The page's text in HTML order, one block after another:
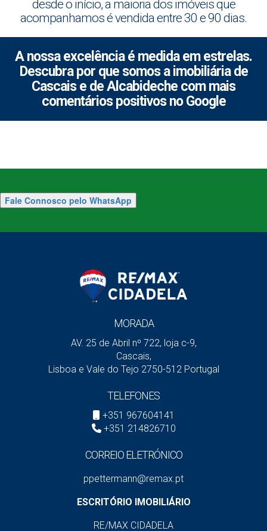
desde o início, a maioria dos imóveis que
acompanhamos é vendida entre 30 e 90 dias.
A nossa excelência é medida em estrelas.
Descubra por que somos a imobiliária de
Cascais e de Alcabideche com mais
comentários positivos no Google
Fale Connosco pelo WhatsApp
MORADA
AV. 25 de Abril nº 722, loja c-9,
Cascais,
Lisboa e Vale do Tejo 2750-512 Portugal
TELEFONES
+351 967604141
+351 214826710
CORREIO ELETRÓNICO
ppettermann@remax.pt
ESCRITÓRIO IMOBILIÁRIO
RE/MAX CIDADELA